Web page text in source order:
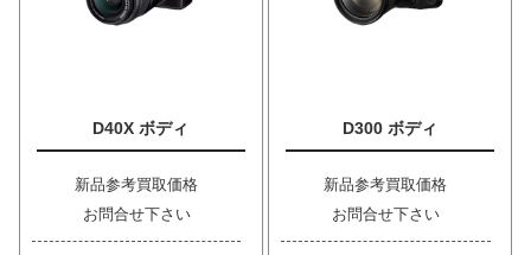
D40X ボディ
新品参考買取価格
お問合せ下さい
D300 ボディ
新品参考買取価格
お問合せ下さい